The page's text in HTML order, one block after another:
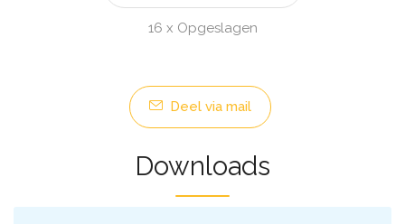
16 x Opgeslagen
Deel via mail
Downloads